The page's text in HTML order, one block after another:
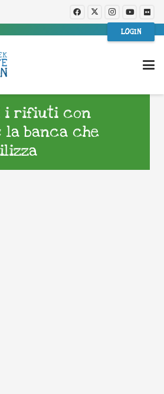
LOGIN
i rifiuti con
la banca che